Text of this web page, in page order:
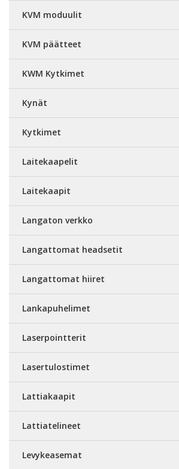
KVM moduulit
KVM päätteet
KWM Kytkimet
Kynät
Kytkimet
Laitekaapelit
Laitekaapit
Langaton verkko
Langattomat headsetit
Langattomat hiiret
Lankapuhelimet
Laserpointterit
Lasertulostimet
Lattiakaapit
Lattiatelineet
Levykeasemat